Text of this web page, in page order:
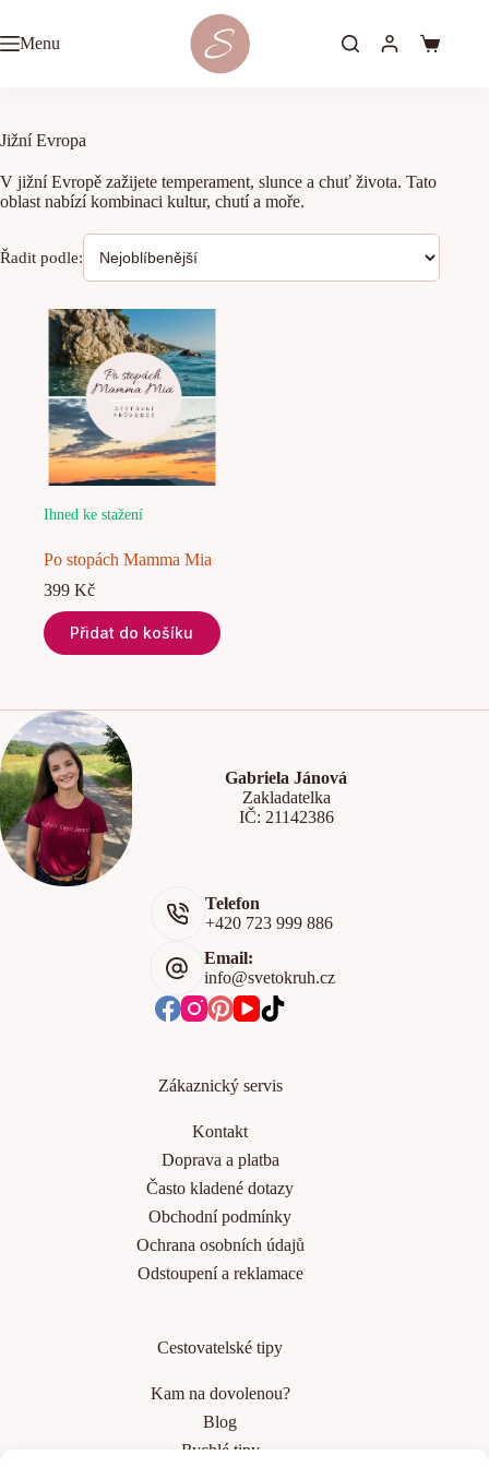
content
Menu
Shopping
Jižní Evropa
V jižní Evropě zažijete temperament, slunce a chuť života. Tato
oblast nabízí kombinaci kultur, chutí a moře.
Ihned ke stažení
Po stopách Mamma Mia
399 Kč
Přidat do košíku
Gabriela Jánová
Zakladatelka
IČ: 21142386
Telefon
+420 723 999 886
Email:
info@svetokruh.cz
Zákaznický servis
Kontakt
Doprava a platba
Často kladené dotazy
Obchodní podmínky
Ochrana osobních údajů
Odstoupení a reklamace
Cestovatelské tipy
Kam na dovolenou?
Blog
Rychlé tipy